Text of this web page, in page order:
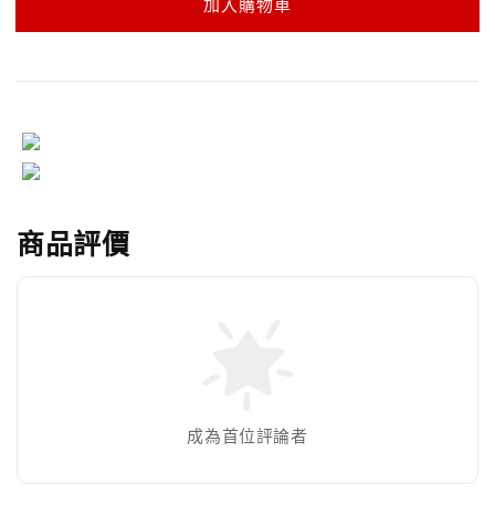
商品評價
成為首位評論者